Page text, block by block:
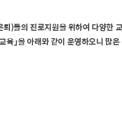
)들의 진로지원을 위하여 다양한
」을 아래와 같이 운영하오니 많